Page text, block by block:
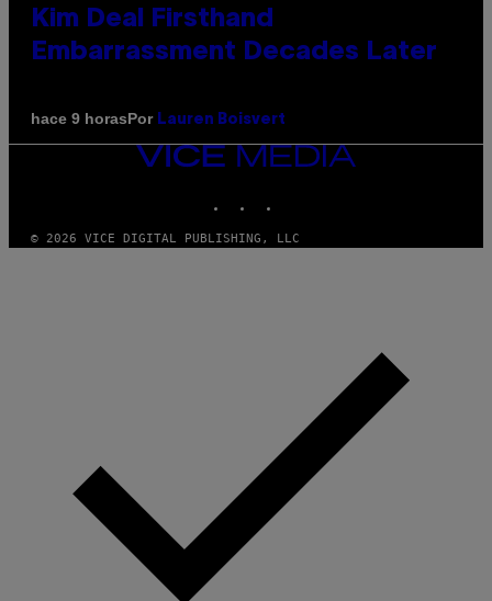
Kim Deal Firsthand
Embarrassment Decades Later
hace 9 horasPor Lauren Boisvert
VICE
MEDIA
© 2026 VICE DIGITAL PUBLISHING, LLC